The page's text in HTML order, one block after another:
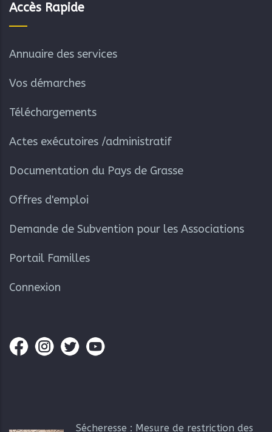
Accès Rapide
Annuaire des services
Vos démarches
Téléchargements
Actes exécutoires /administratif
Documentation du Pays de Grasse
Offres d'emploi
Demande de Subvention pour les Associations
Portail Familles
Connexion
Sécheresse : Mesure de restriction des